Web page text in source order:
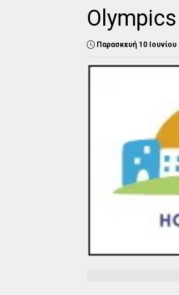
Olympics
Παρασκευή 10 Ιουνίου